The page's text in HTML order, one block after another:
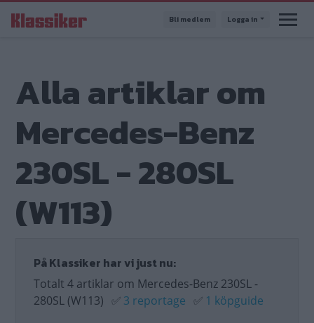
till
Bli medlem Logga in
Alla artiklar om
Mercedes-Benz
230SL - 280SL
(W113)
På Klassiker har vi just nu:
Totalt 4 artiklar om Mercedes-Benz 230SL -
280SL (W113) ✅ 3 reportage ✅ 1 köpguide